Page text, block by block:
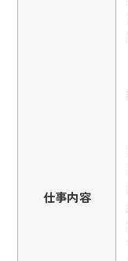
仕事内容